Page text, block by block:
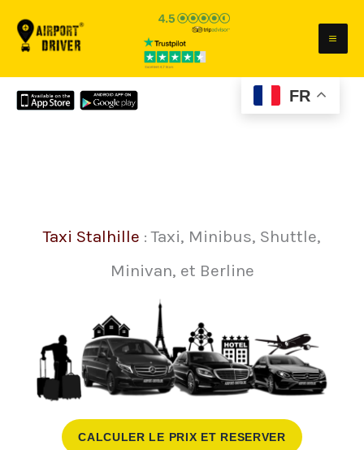
FR
Taxi Stalhille : Taxi, Minibus, Shuttle,
Minivan, et Berline
CALCULER LE PRIX ET RESERVER